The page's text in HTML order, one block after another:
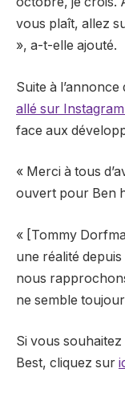
vous plaît, allez
», a-t-elle ajouté.
Suite à
allé sur Instagram
face aux
« Merci à tous
ouvert pour Ben
« [Tommy
une réalité
nous
ne semble
Si vous
Best, cliquez sur